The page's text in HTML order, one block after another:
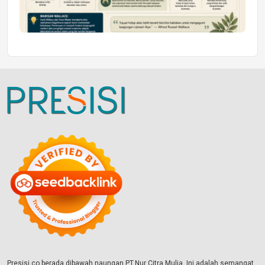
Presisi.co berada dibawah naungan PT.Nur Citra Mulia. Ini adalah semangat